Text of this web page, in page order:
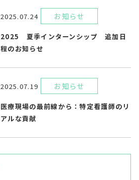
2025.07.24 お知らせ
2025 夏季インターンシップ 追加日
程のお知らせ
2025.07.19 お知らせ
医療現場の最前線から：特定看護師のリ
アルな貢献